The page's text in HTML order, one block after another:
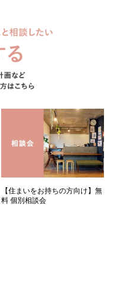
【住まいをお持ちの方向け】無
料 個別相談会